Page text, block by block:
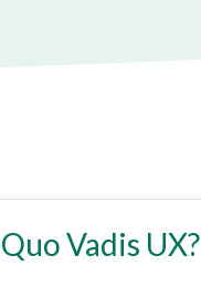
Quo Vadis UX?